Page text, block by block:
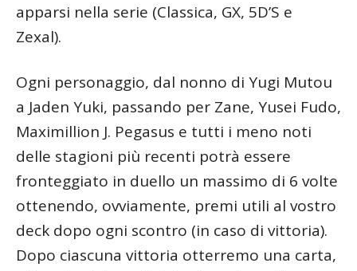
apparsi nella serie (Classica, GX, 5D’S e
Zexal).
Ogni personaggio, dal nonno di Yugi Mutou
a Jaden Yuki, passando per Zane, Yusei Fudo,
Maximillion J. Pegasus e tutti i meno noti
delle stagioni più recenti potrà essere
fronteggiato in duello un massimo di 6 volte
ottenendo, ovviamente, premi utili al vostro
deck dopo ogni scontro (in caso di vittoria).
Dopo ciascuna vittoria otterremo una carta,